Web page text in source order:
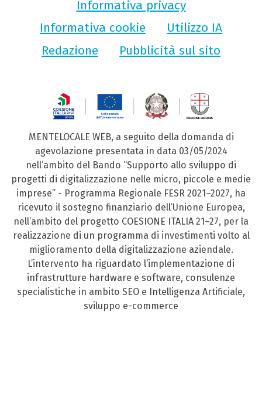
Informativa privacy
Informativa cookie
Utilizzo IA
Redazione
Pubblicità sul sito
MENTELOCALE WEB, a seguito della domanda di
agevolazione presentata in data 03/05/2024
nell’ambito del Bando “Supporto allo sviluppo di
progetti di digitalizzazione nelle micro, piccole e medie
imprese” - Programma Regionale FESR 2021–2027, ha
ricevuto il sostegno finanziario dell’Unione Europea,
nell’ambito del progetto COESIONE ITALIA 21–27, per la
realizzazione di un programma di investimenti volto al
miglioramento della digitalizzazione aziendale.
L’intervento ha riguardato l’implementazione di
infrastrutture hardware e software, consulenze
specialistiche in ambito SEO e Intelligenza Artificiale,
sviluppo e-commerce